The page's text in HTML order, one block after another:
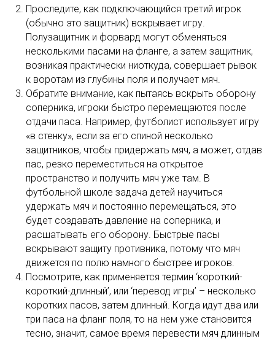
Проследите, как подключающийся третий игрок
(обычно это защитник) вскрывает игру.
Полузащитник и форвард могут обменяться
несколькими пасами на фланге, а затем защитник,
возникая практически ниоткуда, совершает рывок
к воротам из глубины поля и получает мяч.
Обратите внимание, как пытаясь вскрыть оборону
соперника, игроки быстро перемещаются после
отдачи паса. Например, футболист использует игру
«в стенку», если за его спиной несколько
защитников, чтобы придержать мяч, а может, отдав
пас, резко переместиться на открытое
пространство и получить мяч уже там. В
футбольной школе задача детей научиться
удержать мяч и постоянно перемещаться, это
будет создавать давление на соперника, и
расшатывать его оборону. Быстрые пасы
вскрывают защиту противника, потому что мяч
движется по полю намного быстрее игроков.
Посмотрите, как применяется термин ‘короткий-
короткий-длинный’, или ‘перевод игры’ – несколько
коротких пасов, затем длинный. Когда идут два или
три паса на фланг поля, то на нем уже становится
тесно, значит, самое время перевести мяч длинным